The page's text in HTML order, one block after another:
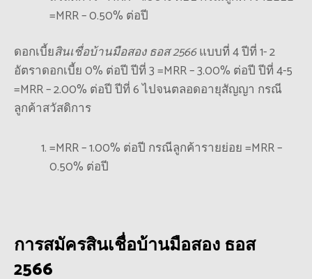
=MRR – 0.50% ต่อปี
ดอกเบี้ยสินเชื่อบ้านมือสอง ธอส 2566แบบที่ 4 ปีที่ 1- 2
อัตราดอกเบี้ย 0% ต่อปี ปีที่ 3 =MRR – 3.00% ต่อปี ปีที่ 4-5
=MRR – 2.00% ต่อปี ปีที่ 6 ไปจนตลอดอายุสัญญา กรณี
ลูกค้าสวัสดิการ
=MRR – 1.00% ต่อปี กรณีลูกค้ารายย่อย =MRR –
0.50% ต่อปี
การสมัครสินเชื่อบ้านมือสอง ธอส
2566